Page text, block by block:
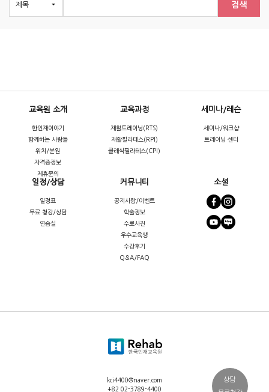
검색
교육원 소개
한인재이야기
함께하는 사람들
위치/분원
자격증정보
제휴문의
교육과정
재활트레이닝(RTS)
재활필라테스(RPI)
클래식필라테스(CPI)
세미나/레슨
세미나/워크샵
트레이닝 센터
일정/상담
일정표
무료 청강/상담
연습실
커뮤니티
공지사항/이벤트
학술정보
수료사진
우수교육생
수강후기
Q&A/FAQ
소셜
kci4400@naver.com
+82 02-3789-4400
상담